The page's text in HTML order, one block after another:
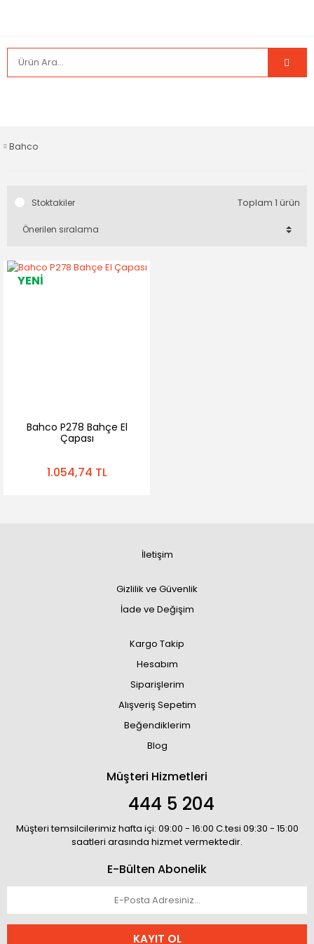
Bahco
Stoktakiler Toplam 1 ürün
YENİ
Bahco P278 Bahçe El
Çapası
1.054,74 TL
İletişim
Gizlilik ve Güvenlik
İade ve Değişim
Kargo Takip
Hesabım
Siparişlerim
Alışveriş Sepetim
Beğendiklerim
Blog
Müşteri Hizmetleri
444 5 204
Müşteri temsilcilerimiz hafta içi: 09:00 - 16:00 C.tesi 09:30 - 15:00
saatleri arasında hizmet vermektedir.
E-Bülten Abonelik
KAYIT OL